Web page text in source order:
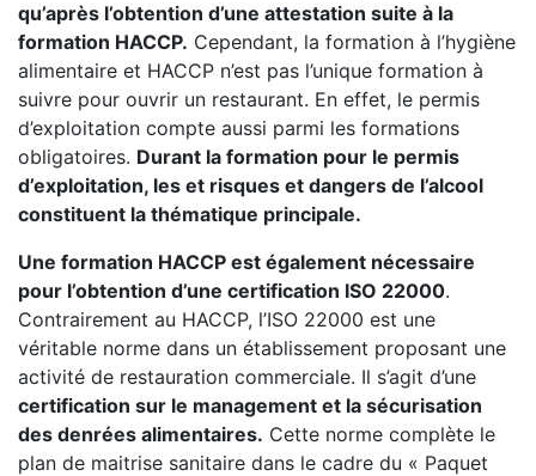
qu’après l’obtention d’une attestation suite à la
formation HACCP. Cependant, la formation à l’hygiène
alimentaire et HACCP n’est pas l’unique formation à
suivre pour ouvrir un restaurant. En effet, le permis
d’exploitation compte aussi parmi les formations
obligatoires. Durant la formation pour le permis
d’exploitation, les et risques et dangers de l’alcool
constituent la thématique principale.
Une formation HACCP est également nécessaire
pour l’obtention d’une certification ISO 22000.
Contrairement au HACCP, l’ISO 22000 est une
véritable norme dans un établissement proposant une
activité de restauration commerciale. Il s’agit d’une
certification sur le management et la sécurisation
des denrées alimentaires. Cette norme complète le
plan de maitrise sanitaire dans le cadre du « Paquet